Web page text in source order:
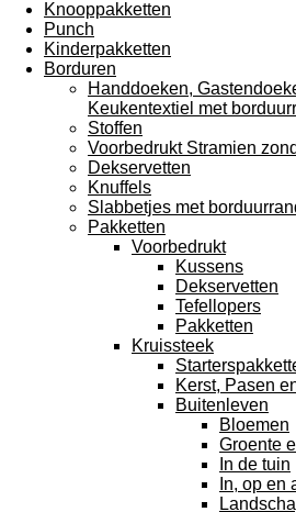
Knooppakketten
Punch
Kinderpakketten
Borduren
Handdoeken,
Keukentextiel met
Stoffen
Voorbedrukt Stramien
Dekservetten
Knuffels
Slabbetjes met
Pakketten
Voorbedrukt
Kussens
Dekservetten
Tefellopers
Pakketten
Kruissteek
Kerst, Pasen
Buitenleven
Bloemen
Groente
In de tuin
In, op en